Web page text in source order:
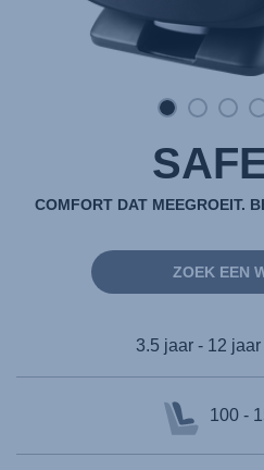
COMFORT DAT MEEGROEIT.
ZOEK EEN
3.5 jaar - 12
100 -